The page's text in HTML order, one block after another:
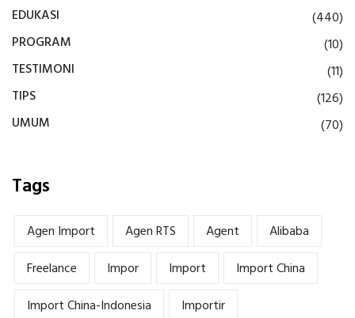
EDUKASI
(440)
PROGRAM
(10)
TESTIMONI
(11)
TIPS
(126)
UMUM
(70)
Tags
Agen Import Agen RTS Agent
Alibaba
Freelance
Impor Import
Import China
Import China-Indonesia
Importir